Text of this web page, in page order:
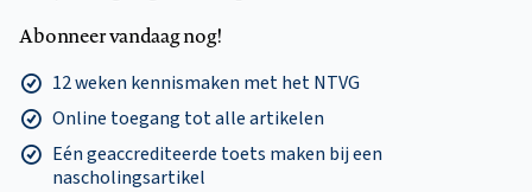
Abonneer vandaag nog!
12 weken kennismaken met het NTVG
Online toegang tot alle artikelen
Eén geaccrediteerde toets maken bij een
nascholingsartikel